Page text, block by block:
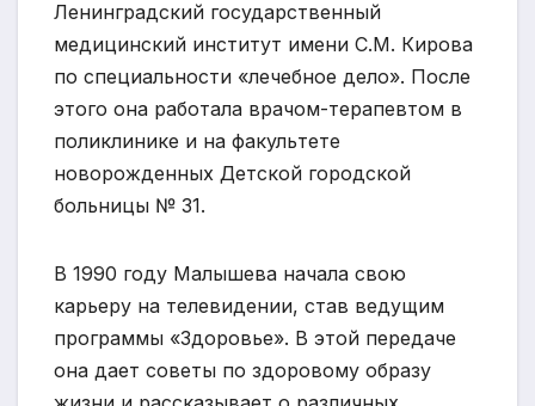
Ленинградский государственный
медицинский институт имени С.М. Кирова
по специальности «лечебное дело». После
этого она работала врачом-терапевтом в
поликлинике и на факультете
новорожденных Детской городской
больницы № 31.
В 1990 году Малышева начала свою
карьеру на телевидении, став ведущим
программы «Здоровье». В этой передаче
она дает советы по здоровому образу